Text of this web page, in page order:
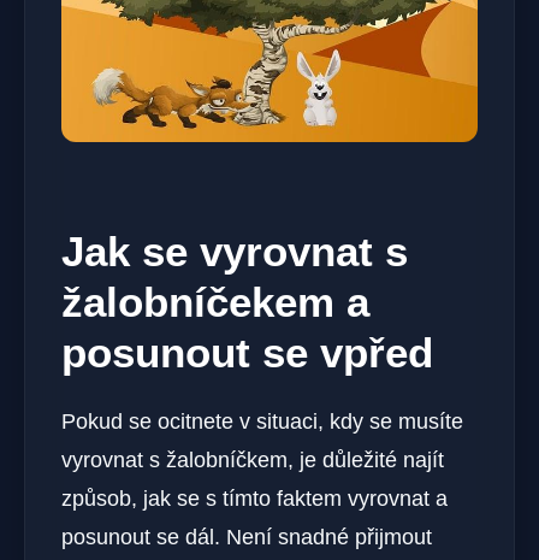
Jak se vyrovnat s
žalobníčekem a
posunout se vpřed
Pokud se ocitnete v situaci, kdy se musíte
vyrovnat s žalobníčkem, je důležité najít
způsob, jak se s tímto faktem vyrovnat a
posunout se dál. Není snadné přijmout